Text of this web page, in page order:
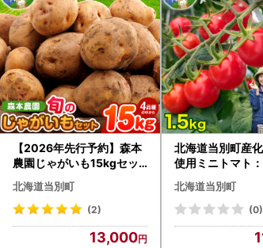
【2026年先行予約】森本
農園じゃがいも15kgセッ
ト | じゃがいも ジャガイモ
男爵じゃがいも キタアカ
リ とうや メークイン じゃ
がいも
北海道当別町
(2)
13,000
北海道当別町産
使用ミニトマト
5kg 北海道産 ト
大容量 北海道 当
北海道当別町
(0)